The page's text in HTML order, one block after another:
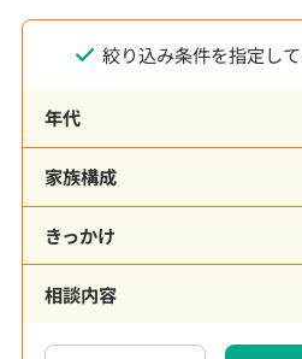
絞り込み条件を指定し
年代
家族構成
きっかけ
相談内容